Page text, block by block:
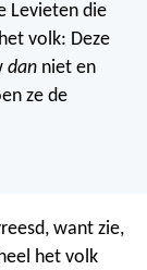
Levieten die
volk: Deze
dan niet en
ze de
want zie,
het volk